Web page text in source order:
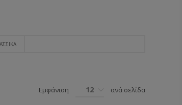
Εμφάνιση 12 ανά σελίδα